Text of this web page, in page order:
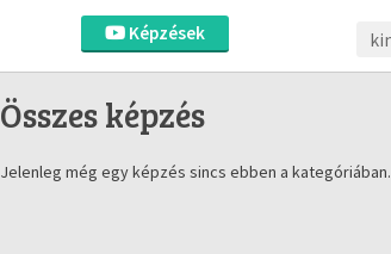
Képzések
Összes képzés
Jelenleg még egy képzés sincs ebben a kategóriában.